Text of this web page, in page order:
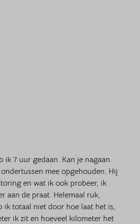
mee opgehouden. Hij
en wat ik ook probeer, ik
aan de praat. Helemaal ruk,
ik totaal niet door hoe laat het is,
ik zit en hoeveel kilometer het